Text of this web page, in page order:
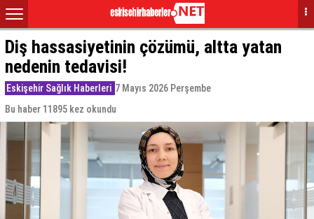
Diş hassasiyetinin çözümü, altta yatan
nedenin tedavisi!
Eskişehir Sağlık Haberleri 7 Mayıs 2026 Perşembe
Bu haber 11895 kez okundu